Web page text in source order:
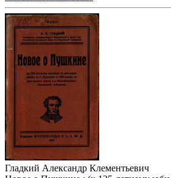
Гладкий Александр Клементьевич